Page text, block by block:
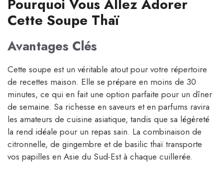
Pourquoi Vous Allez Adorer
Cette Soupe Thaï
Avantages Clés
Cette soupe est un véritable atout pour votre répertoire
de recettes maison. Elle se prépare en moins de 30
minutes, ce qui en fait une option parfaite pour un dîner
de semaine. Sa richesse en saveurs et en parfums ravira
les amateurs de cuisine asiatique, tandis que sa légèreté
la rend idéale pour un repas sain. La combinaison de
citronnelle, de gingembre et de basilic thaï transporte
vos papilles en Asie du Sud-Est à chaque cuillerée.